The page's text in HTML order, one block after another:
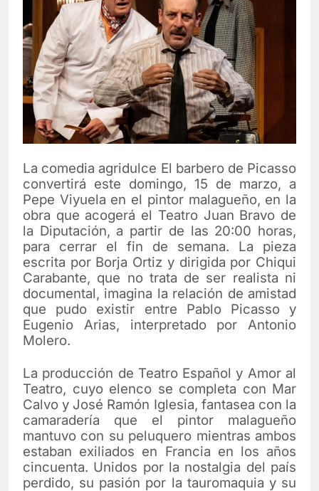
La comedia agridulce El barbero de Picasso
convertirá este domingo, 15 de marzo, a
Pepe Viyuela en el pintor malagueño, en la
obra que acogerá el Teatro Juan Bravo de
la Diputación, a partir de las 20:00 horas,
para cerrar el fin de semana. La pieza
escrita por Borja Ortiz y dirigida por Chiqui
Carabante, que no trata de ser realista ni
documental, imagina la relación de amistad
que pudo existir entre Pablo Picasso y
Eugenio Arias, interpretado por Antonio
Molero.
La producción de Teatro Español y Amor al
Teatro, cuyo elenco se completa con Mar
Calvo y José Ramón Iglesia, fantasea con la
camaradería que el pintor malagueño
mantuvo con su peluquero mientras ambos
estaban exiliados en Francia en los años
cincuenta. Unidos por la nostalgia del país
perdido, su pasión por la tauromaquia y su